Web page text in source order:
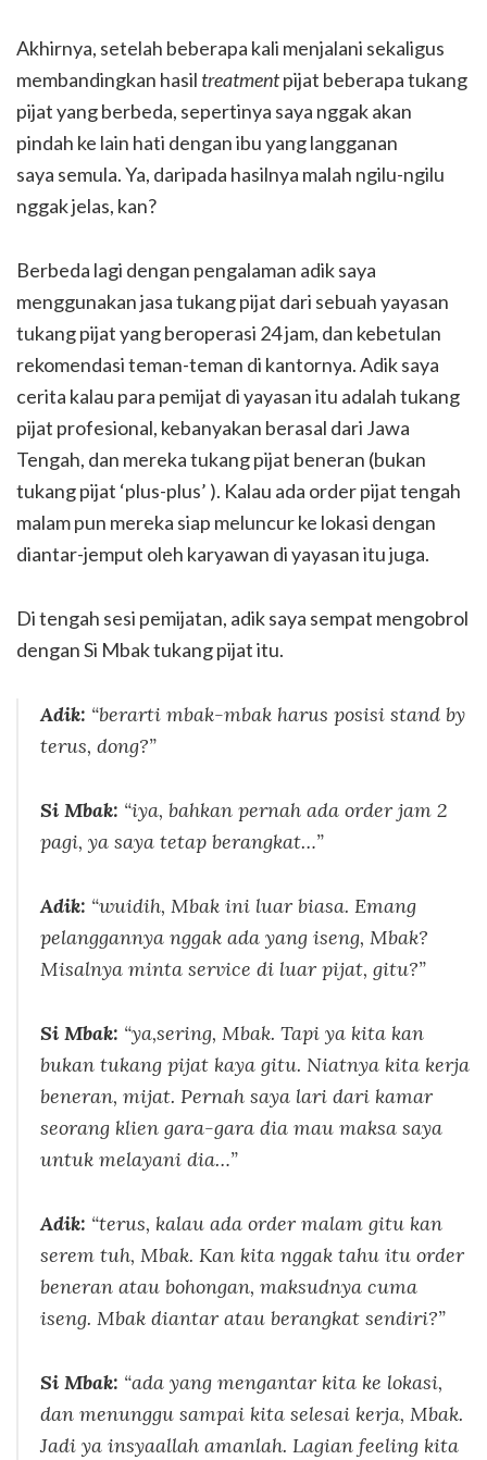
Akhirnya, setelah beberapa kali menjalani sekaligus
membandingkan hasil treatmentpijat beberapa tukang
pijat yang berbeda, sepertinya saya nggak akan
pindah ke lain hati dengan ibu yang langganan
saya semula. Ya, daripada hasilnya malah ngilu-ngilu
nggak jelas, kan?
Berbeda lagi dengan pengalaman adik saya
menggunakan jasa tukang pijat dari sebuah yayasan
tukang pijat yang beroperasi 24 jam, dan kebetulan
rekomendasi teman-teman di kantornya. Adik saya
cerita kalau para pemijat di yayasan itu adalah tukang
pijat profesional, kebanyakan berasal dari Jawa
Tengah, dan mereka tukang pijat beneran (bukan
tukang pijat ‘plus-plus’ ). Kalau ada order pijat tengah
malam pun mereka siap meluncur ke lokasi dengan
diantar-jemput oleh karyawan di yayasan itu juga.
Di tengah sesi pemijatan, adik saya sempat mengobrol
dengan Si Mbak tukang pijat itu.
Adik: “berarti mbak-mbak harus posisi stand by
terus, dong?”
Si Mbak: “iya, bahkan pernah ada order jam 2
pagi, ya saya tetap berangkat…”
Adik: “wuidih, Mbak ini luar biasa. Emang
pelanggannya nggak ada yang iseng, Mbak?
Misalnya minta service di luar pijat, gitu?”
Si Mbak: “ya,sering, Mbak. Tapi ya kita kan
bukan tukang pijat kaya gitu. Niatnya kita kerja
beneran, mijat. Pernah saya lari dari kamar
seorang klien gara-gara dia mau maksa saya
untuk melayani dia…”
Adik: “terus, kalau ada order malam gitu kan
serem tuh, Mbak. Kan kita nggak tahu itu order
beneran atau bohongan, maksudnya cuma
iseng. Mbak diantar atau berangkat sendiri?”
Si Mbak: “ada yang mengantar kita ke lokasi,
dan menunggu sampai kita selesai kerja, Mbak.
Jadi ya insyaallah amanlah. Lagian feeling kita